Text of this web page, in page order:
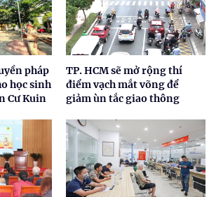
pháp
học sinh
Cư Kuin
TP. HCM sẽ mở rộng thí
điểm vạch mắt võng để
giảm ùn tắc giao thông